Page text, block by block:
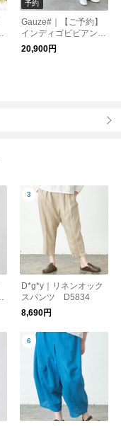
予約
Gauze#｜【ご予約】
インディゴビビアンパ
ンツ(G1026)
20,900円
D*g*y｜リネンオック
スパンツ D5834
8,690円